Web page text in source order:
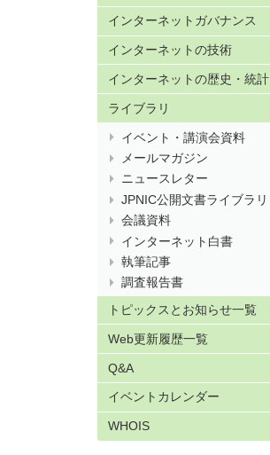
インターネットガバナンス
インターネットの技術
インターネットの歴史・統計
ライブラリ
イベント・講演会資料
メールマガジン
ニュースレター
JPNIC公開文書ライブラリ
会議資料
インターネット白書
執筆記事
調査報告書
トピックスとお知らせ一覧
Web更新履歴一覧
Q&A
イベントカレンダー
WHOIS